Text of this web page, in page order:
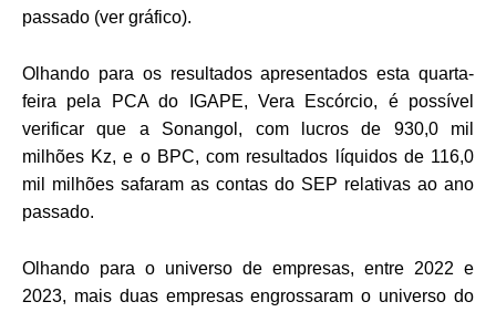
passado (ver gráfico).
Olhando para os resultados apresentados esta quarta-
feira pela PCA do IGAPE, Vera Escórcio, é possível
verificar que a Sonangol, com lucros de 930,0 mil
milhões Kz, e o BPC, com resultados líquidos de 116,0
mil milhões safaram as contas do SEP relativas ao ano
passado.
Olhando para o universo de empresas, entre 2022 e
2023, mais duas empresas engrossaram o universo do